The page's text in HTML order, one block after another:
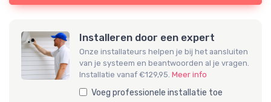
Installeren door een expert
Onze installateurs helpen je bij het aansluiten
van je systeem en beantwoorden al je vragen.
Installatie vanaf €129,95. Meer info
Voeg professionele installatie toe